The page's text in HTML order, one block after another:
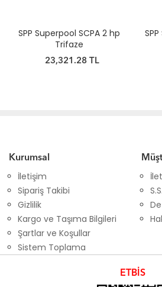
SPP Superpool SCPA 2 hp
Trifaze
23,321.28 TL
Kurumsal
İletişim
Sipariş Takibi
Gizlilik
Kargo ve Taşıma Bilgileri
Şartlar ve Koşullar
Sistem Toplama
ETBİS